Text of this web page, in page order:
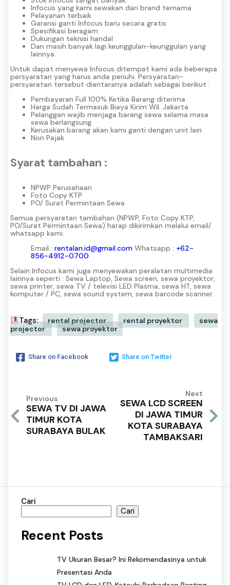
Infocus yang kami sewakan dari brand ternama
Pelayanan terbaik
Garansi ganti Infocus baru secara gratis
Spesifikasi beragam
Dukungan teknisi handal
Dan masih banyak lagi keunggulan-keunggulan yang
lainnya.
Untuk dapat menyewa Infocus ditempat kami ada beberapa
persyaratan yang harus anda penuhi. Persyaratan-
persyaratan tersebut diantaranya adalah sebagai berikut :
Pembayaran Full 100% Ketika Barang diterima
Harga Sudah Termasuk Biaya Kirim Wil. Jakarta
Pelanggan wajib menjaga barang sewa selama masa
sewa berlangsung.
Kerusakan barang akan kami ganti dengan unit lain
Non Pajak
Syarat tambahan :
NPWP Perusahaan
Foto Copy KTP
PO/ Surat Permintaan Sewa
Semua persyaratan tambahan (NPWP, Foto Copy KTP,
PO/Surat Permintaan Sewa) harap dikirimkan melalui email/
whatsapp kami.
Email : rentalan.id@gmail.com Whatsapp : +62-
856-4912-0700
Selain Infocus kami juga menyewakan peralatan multimedia
lainnya seperti : Sewa Laptop, Sewa screen, sewa proyektor,
sewa printer, sewa TV / televisi LED Plasma, sewa HT, sewa
komputer / PC, sewa sound system, sewa barcode scanner.
Tags: rental projector rental proyektor
sewa
projector
sewa proyektor
Share on Facebook Share on Twitter
Previous
SEWA TV DI JAWA
TIMUR KOTA
SURABAYA BULAK
Next
SEWA LCD SCREEN
DI JAWA TIMUR
KOTA SURABAYA
TAMBAKSARI
Cari
Cari
Recent Posts
TV Ukuran Besar? Ini Rekomendasinya untuk
Presentasi Anda